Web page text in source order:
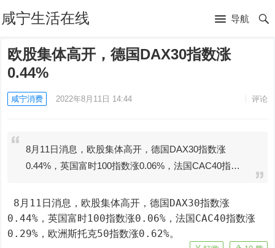
咸宁生活在线 导航
欧股集体高开，德国DAX30指数涨
0.44%
咸宁消费 2022年8月11日 14:44 评论
8月11日消息，欧股集体高开，德国DAX30指数涨
0.44%，英国富时100指数涨0.06%，法国CAC40指…
0.44%，英国富时100指数涨0.06%，法国CAC40指数涨
0.29%，欧洲斯托克50指数涨0.62%。